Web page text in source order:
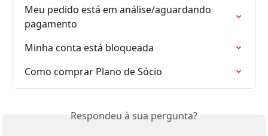
Meu pedido está em análise/aguardando
pagamento
Minha conta está bloqueada
Como comprar Plano de Sócio
Respondeu à sua pergunta?